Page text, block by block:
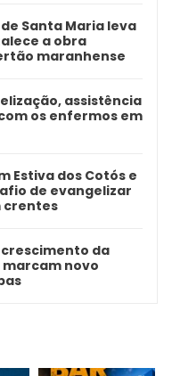
Santa Maria leva
a obra
maranhense
assistência
os enfermos em
Estiva dos Cotós e
de evangelizar
crentes
da
novo